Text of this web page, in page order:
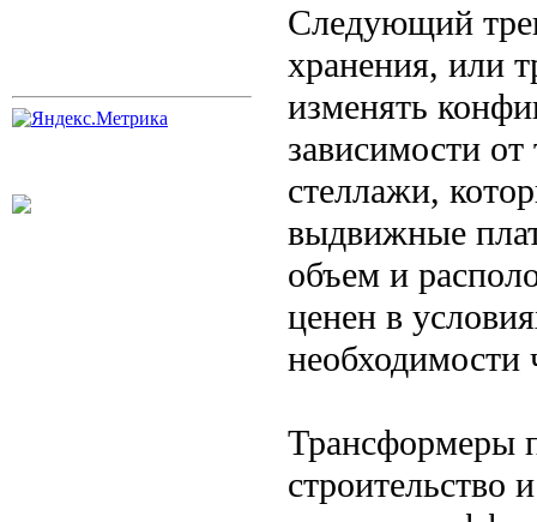
Следующий
хранения, или
изменять
зависимости
стеллажи,
выдвижные
объем и
ценен в
необходимости
Трансформеры
строительство